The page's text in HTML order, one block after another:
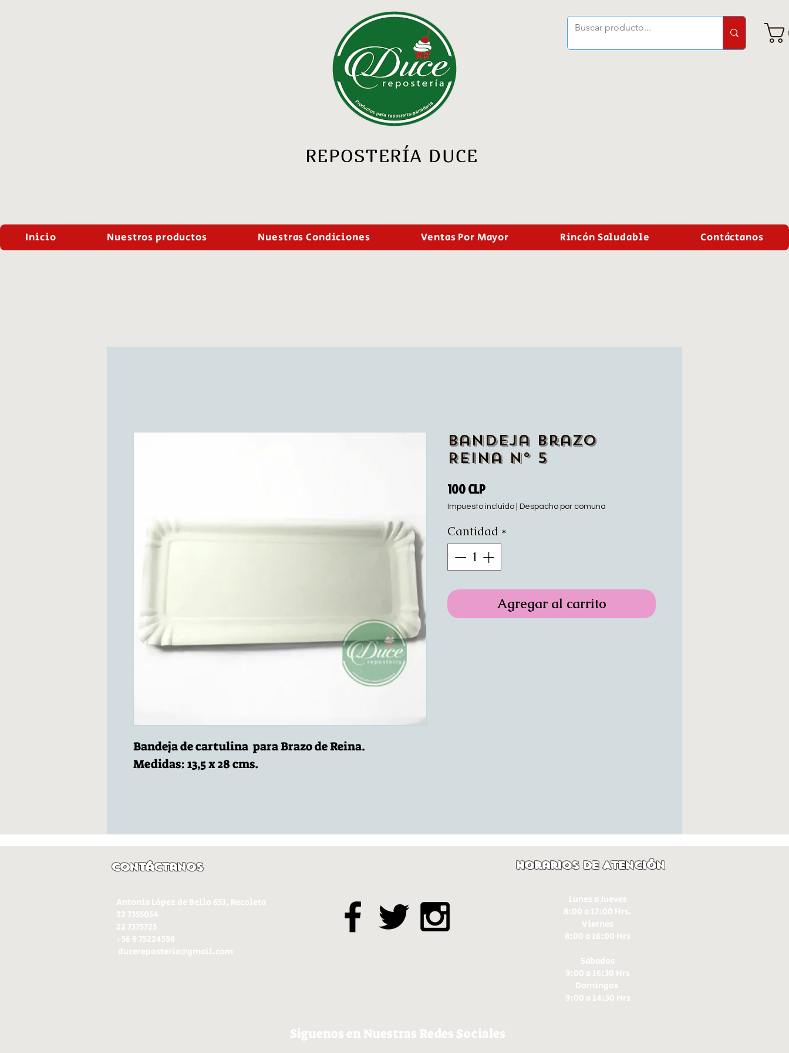
REPOSTERÍA DUCE
Inicio Nuestros productos Nuestras Condiciones Ventas Por Mayor Rincón Saludable Contáctanos
Bandeja de cartulina para Brazo de Reina.
Medidas: 13,5 x 28 cms.
Bandeja Brazo
Reina N° 5
100 CLPPrecio
Impuesto incluido Despacho por comuna
Cantidad *
Agregar al carrito
Contáctanos
Antonia López de Bello 653, Recoleta
22 7355054
22 7375725
+56 9 75224598
ducereposteria@gmail.com
Horarios de Atención
Lunes a Jueves
8:00 a 17:00 Hrs.
Viernes
8:00 a 16:00 Hrs​
Sábados
9:00 a 16:30 Hrs
Domingos
9:00 a 14:30 Hrs
Siguenos en Nuestras Redes Sociales